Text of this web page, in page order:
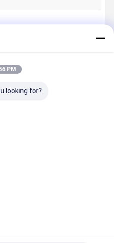
PM
looking for?